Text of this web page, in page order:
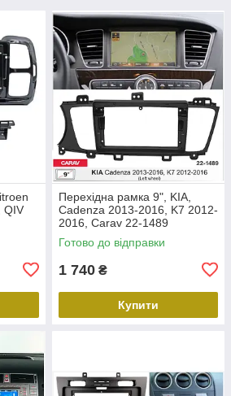
QIV
Перехідна рамка 9", KIA,
Cadenza 2013-2016, K7 2012-
2016, Carav 22-1489
Готово до відправки
1 740 ₴
Купити